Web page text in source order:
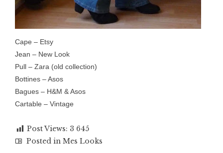
Cape – Etsy
Jean – New Look
Pull – Zara (old collection)
Bottines – Asos
Bagues – H&M & Asos
Cartable – Vintage
Post Views: 3 645
Posted in Mes Looks